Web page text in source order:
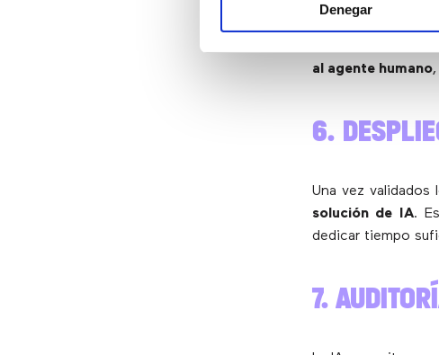
Denegar
al agente humano
6.
Una vez
solución de IA.
dedicar tiempo
7.